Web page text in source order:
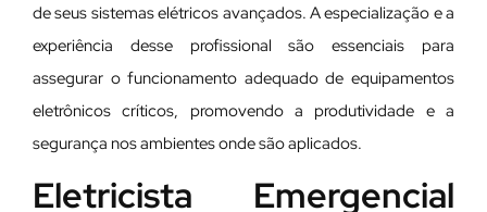
de seus sistemas elétricos avançados. A especialização e a
experiência desse profissional são essenciais para
assegurar o funcionamento adequado de equipamentos
eletrônicos críticos, promovendo a produtividade e a
segurança nos ambientes onde são aplicados.
Eletricista Emergencial